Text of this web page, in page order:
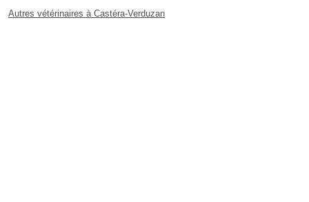
Autres vétérinaires à Castéra-Verduzan